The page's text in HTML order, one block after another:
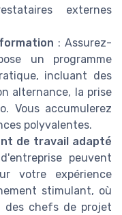
externes
: Assurez-
un programme
incluant des
alternance, la prise
Vous accumulerez
polyvalentes.
de travail adapté
peuvent
votre expérience
stimulant, où
des chefs de projet